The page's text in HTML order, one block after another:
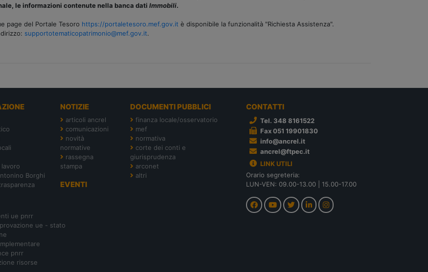
le informazioni contenute nella banca dati Immobili.
page del Portale Tesoro https://portaletesoro.mef.gov.it è disponibile la funzionalità "Richiesta Assistenza".
supportotematicopatrimonio@mef.gov.it.
Borghi
NOTIZIE
articoli ancrel
comunicazioni
novità
normative
rassegna
stampa
EVENTI
DOCUMENTI PUBBLICI
finanza locale/osservatorio
mef
normativa
corte dei conti e
giurisprudenza
arconet
altri
ue pnrr
ue - stato
pnrr
risorse
CONTATTI
Tel. 348 8161522
Fax 051 19901830
info@ancrel.it
ancrel@ftpec.it
LINK UTILI
Orario segreteria:
LUN-VEN: 09.00-13.00 | 15.00-17.00